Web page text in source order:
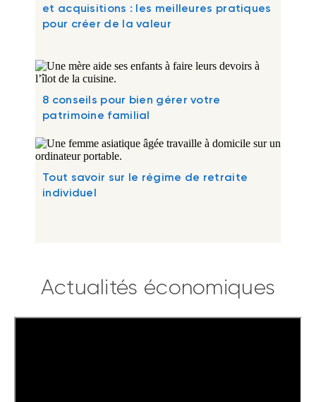
et acquisitions : les meilleures pratiques
pour créer de la valeur
8 conseils pour bien gérer votre
patrimoine familial
Tout savoir sur le régime de retraite
individuel
Actualités économiques